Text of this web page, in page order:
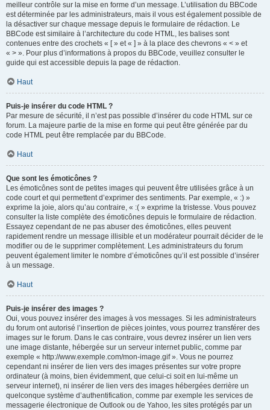
meilleur contrôle sur la mise en forme d’un message. L’utilisation du BBCode
est déterminée par les administrateurs, mais il vous est également possible de
la désactiver sur chaque message depuis le formulaire de rédaction. Le
BBCode est similaire à l’architecture du code HTML, les balises sont
contenues entre des crochets « [ » et « ] » à la place des chevrons « < » et
« > ». Pour plus d’informations à propos du BBCode, veuillez consulter le
guide qui est accessible depuis la page de rédaction.
Haut
Puis-je insérer du code HTML ?
Par mesure de sécurité, il n’est pas possible d’insérer du code HTML sur ce
forum. La majeure partie de la mise en forme qui peut être générée par du
code HTML peut être remplacée par du BBCode.
Haut
Que sont les émoticônes ?
Les émoticônes sont de petites images qui peuvent être utilisées grâce à un
code court et qui permettent d’exprimer des sentiments. Par exemple, « :) »
exprime la joie, alors qu’au contraire, « :( » exprime la tristesse. Vous pouvez
consulter la liste complète des émoticônes depuis le formulaire de rédaction.
Essayez cependant de ne pas abuser des émoticônes, elles peuvent
rapidement rendre un message illisible et un modérateur pourrait décider de le
modifier ou de le supprimer complètement. Les administrateurs du forum
peuvent également limiter le nombre d’émoticônes qu’il est possible d’insérer
à un message.
Haut
Puis-je insérer des images ?
Oui, vous pouvez insérer des images à vos messages. Si les administrateurs
du forum ont autorisé l’insertion de pièces jointes, vous pourrez transférer des
images sur le forum. Dans le cas contraire, vous devrez insérer un lien vers
une image distante, hébergée sur un serveur internet public, comme par
exemple « http://www.exemple.com/mon-image.gif ». Vous ne pourrez
cependant ni insérer de lien vers des images présentes sur votre propre
ordinateur (à moins, bien évidemment, que celui-ci soit en lui-même un
serveur internet), ni insérer de lien vers des images hébergées derrière un
quelconque système d’authentification, comme par exemple les services de
messagerie électronique de Outlook ou de Yahoo, les sites protégés par un